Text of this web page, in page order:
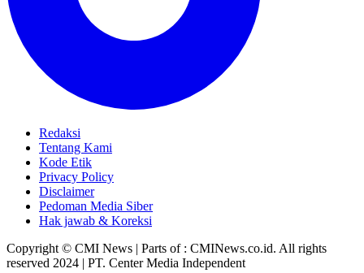
Redaksi
Tentang Kami
Kode Etik
Privacy Policy
Disclaimer
Pedoman Media Siber
Hak jawab & Koreksi
Copyright © CMI News | Parts of : CMINews.co.id. All rights
reserved 2024 | PT. Center Media Independent